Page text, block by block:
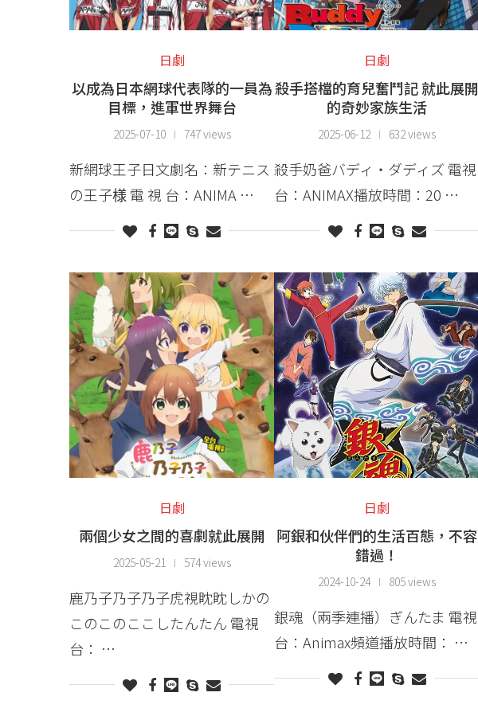
日劇
以成為日本網球代表隊的一員為
目標，進軍世界舞台
2025-07-10 747 views
新網球王子日文劇名：新テニス
の王子様 電 視 台：ANIMA …
日劇
殺手搭檔的育兒奮鬥記 就此展開
的奇妙家族生活
2025-06-12 632 views
殺手奶爸バディ・ダディズ 電視
台：ANIMAX播放時間：20 …
日劇
兩個少女之間的喜劇就此展開
2025-05-21 574 views
鹿乃子乃子乃子虎視眈眈しかの
このこのここしたんたん 電視
台： …
日劇
阿銀和伙伴們的生活百態，不容
錯過！
2024-10-24 805 views
銀魂（兩季連播）ぎんたま 電視
台：Animax頻道播放時間： …